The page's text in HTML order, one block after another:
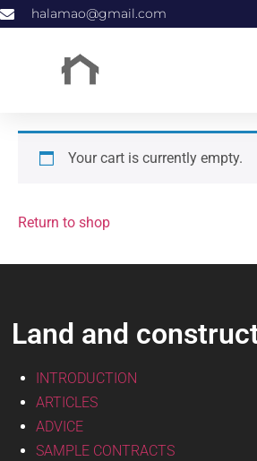
halamao@gmail.com
Your cart is currently empty.
Return to shop
Land and
INTRODUCTION
ARTICLES
ADVICE
SAMPLE CONTRACTS